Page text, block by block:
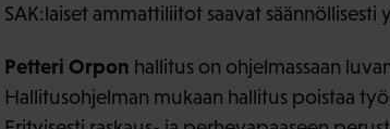
SAK:laiset ammattiliitot saavat
Petteri Orpon hallitus on ohjelmassaan
Hallitusohjelman mukaan hallitus poistaa